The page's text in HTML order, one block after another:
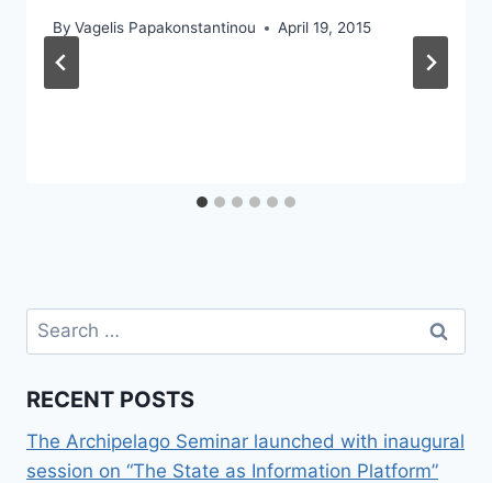
By Vagelis Papakonstantinou April 19, 2015
Search
for:
RECENT POSTS
The Archipelago Seminar launched with inaugural
session on “The State as Information Platform”